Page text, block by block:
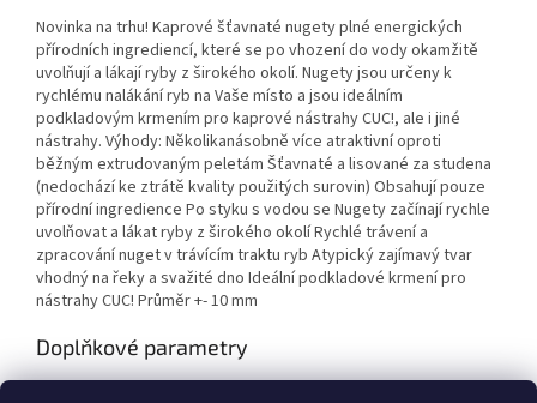
Novinka na trhu! Kaprové šťavnaté nugety plné energických
přírodních ingrediencí, které se po vhození do vody okamžitě
uvolňují a lákají ryby z širokého okolí. Nugety jsou určeny k
rychlému nalákání ryb na Vaše místo a jsou ideálním
podkladovým krmením pro kaprové nástrahy CUC!, ale i jiné
nástrahy. Výhody: Několikanásobně více atraktivní oproti
běžným extrudovaným peletám Šťavnaté a lisované za studena
(nedochází ke ztrátě kvality použitých surovin) Obsahují pouze
přírodní ingredience Po styku s vodou se Nugety začínají rychle
uvolňovat a lákat ryby z širokého okolí Rychlé trávení a
zpracování nuget v trávícím traktu ryb Atypický zajímavý tvar
vhodný na řeky a svažité dno Ideální podkladové krmení pro
nástrahy CUC! Průměr +- 10 mm
Doplňkové parametry